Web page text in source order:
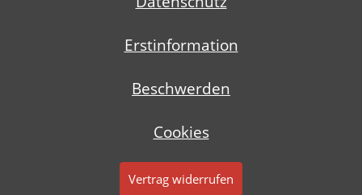
Erstinformation
Beschwerden
Cookies
Vertrag widerrufen